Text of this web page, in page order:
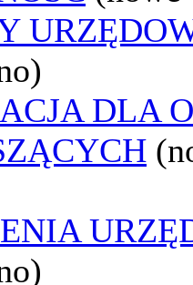
DLA